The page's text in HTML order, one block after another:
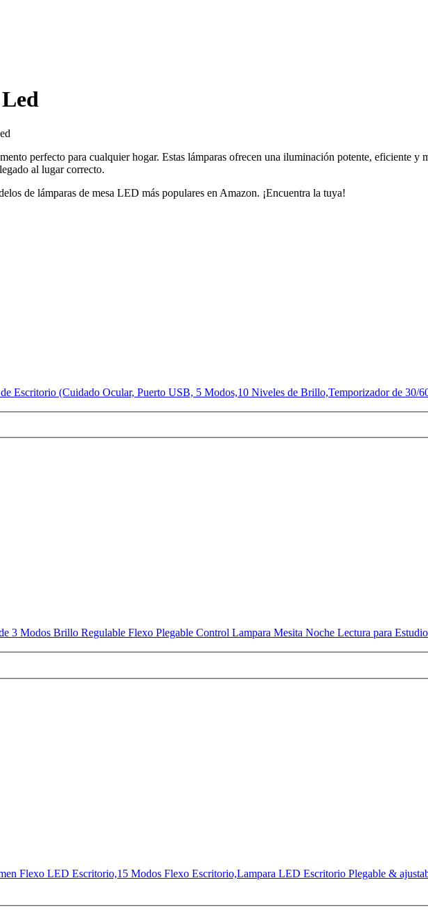
perfecto para cualquier hogar. Estas lámparas ofrecen una iluminación potente, eficiente y
al lugar correcto.
de lámparas de mesa LED más populares en Amazon. ¡Encuentra la tuya!
Escritorio (Cuidado Ocular, Puerto USB, 5 Modos,10 Niveles de Brillo,Temporizador de 30/
3 Modos Brillo Regulable Flexo Plegable Control Lampara Mesita Noche Lectura para
Flexo LED Escritorio,15 Modos Flexo Escritorio,Lampara LED Escritorio Plegable &